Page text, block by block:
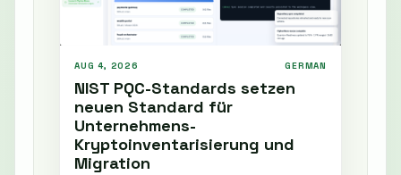
AUG 4, 2026 GERMAN
NIST PQC-Standards setzen
neuen Standard für
Unternehmens-
Kryptoinventarisierung und
Migration